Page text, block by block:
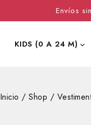
Envíos
KIDS (0 A 24 M)
Inicio / Shop /